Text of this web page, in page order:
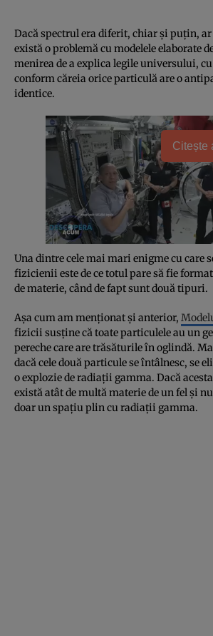
Dacă spectrul era diferit, chiar şi puţin,
există o problemă cu modelele elaborate
menirea de a explica legile universului,
conform căreia orice particulă are o
identice.
Citește
Una dintre cele mai mari enigme cu care
fizicienii este de ce totul pare să fie
de materie, când de fapt sunt două tipuri.
Aşa cum am menţionat şi anterior,
fizicii susţine că toate particulele au un
pereche care are trăsăturile în oglindă.
dacă cele două particule se întâlnesc, se
o explozie de radiaţii gamma. Dacă acesta
există atât de multă materie de un fel şi
doar un spaţiu plin cu radiaţii gamma.